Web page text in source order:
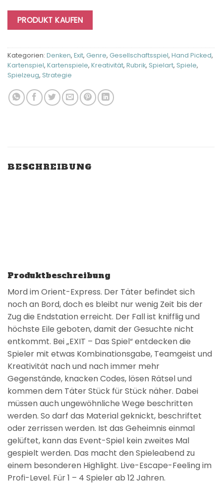
PRODUKT KAUFEN
Kategorien: Denken, Exit, Genre, Gesellschaftsspiel, Hand Picked,
Kartenspiel, Kartenspiele, Kreativität, Rubrik, Spielart, Spiele,
Spielzeug, Strategie
BESCHREIBUNG
Produktbeschreibung
Mord im Orient-Express. Der Täter befindet sich
noch an Bord, doch es bleibt nur wenig Zeit bis der
Zug die Endstation erreicht. Der Fall ist knifflig und
höchste Eile geboten, damit der Gesuchte nicht
entkommt. Bei „EXIT – Das Spiel“ entdecken die
Spieler mit etwas Kombinationsgabe, Teamgeist und
Kreativität nach und nach immer mehr
Gegenstände, knacken Codes, lösen Rätsel und
kommen dem Täter Stück für Stück näher. Dabei
müssen auch ungewöhnliche Wege beschritten
werden. So darf das Material geknickt, beschriftet
oder zerrissen werden. Ist das Geheimnis einmal
gelüftet, kann das Event-Spiel kein zweites Mal
gespielt werden. Das macht den Spieleabend zu
einem besonderen Highlight. Live-Escape-Feeling im
Profi-Level. Für 1 – 4 Spieler ab 12 Jahren.